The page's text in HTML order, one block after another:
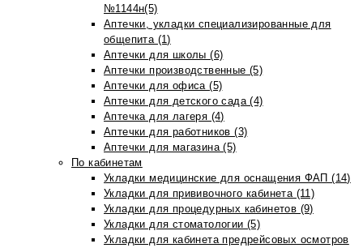
№1144н(5)
Аптечки, укладки специализированные для
общепита (1)
Аптечки для школы (6)
Аптечки производственные (5)
Аптечки для офиса (5)
Аптечки для детского сада (4)
Аптечка для лагеря (4)
Аптечки для работников (3)
Аптечки для магазина (5)
По кабинетам
Укладки медицинские для оснащения ФАП (14)
Укладки для прививочного кабинета (11)
Укладки для процедурных кабинетов (9)
Укладки для стоматологии (5)
Укладки для кабинета предрейсовых осмотров